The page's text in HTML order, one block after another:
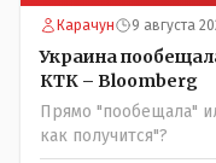
Карачун 9 августа
Украина
КТК – Bloomberg
Прямо "пообещала"
как получится"?